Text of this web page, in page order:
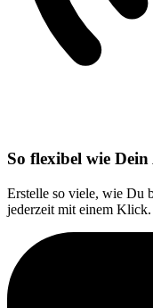
So flexibel wie
Erstelle so viele, wie Du
jederzeit mit einem Klick.